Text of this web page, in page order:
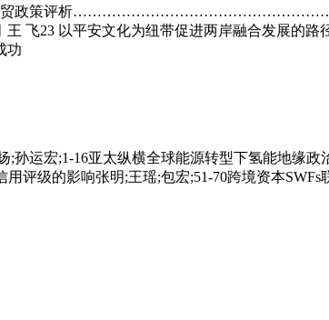
对外经贸政策评析
以平安文化为纽带促进两岸融合发展的路
运宏;1-16亚太纵横全球能源转型下氢能地缘政
评级的影响张明;王瑶;包宏;51-70跨境资本